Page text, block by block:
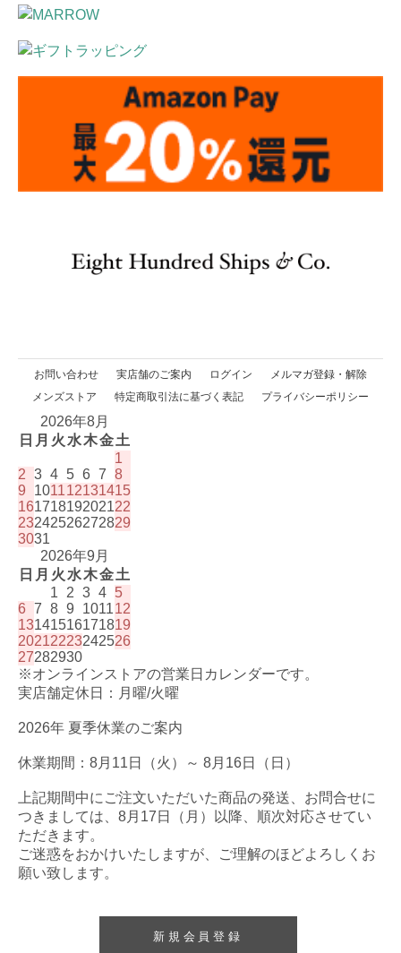
お問い合わせ 実店舗のご案内 ログイン
メルマガ登録・解除
メンズストア
特定商取引法に基づく表記 プライバシーポリシー
2026年8月
日 月 火 水木金土
1
2 3 4 5 6 7 8
9
101112131415
16171819202122
23242526272829
3031
2026年9月
日 月 火 水木金土
1
2 3 4 5
6 7 8 9 101112
13141516171819
20212223242526
27282930
※オンラインストアの営業日カレンダーです。
実店舗定休日：月曜/火曜
2026年 夏季休業のご案内
休業期間：8月11日（火）～ 8月16日（日）
上記期間中にご注文いただいた商品の発送、お問合せに
つきましては、8月17日（月）以降、順次対応させてい
ただきます。
ご迷惑をおかけいたしますが、ご理解のほどよろしくお
願い致します。
新規会員登録